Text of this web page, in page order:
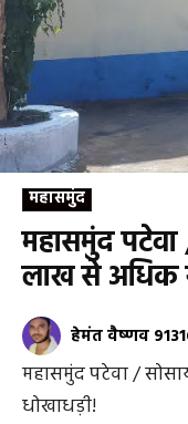
महासमुंद
महासमुंद पटेवा
लाख से अधिक
हेमंत वैष्णव
महासमुंद पटेवा /
धोखाधड़ी!